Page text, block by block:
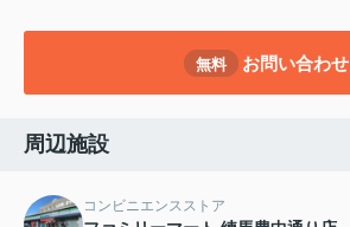
無料 お問い合わせ
周辺施設
コンビニエンスストア